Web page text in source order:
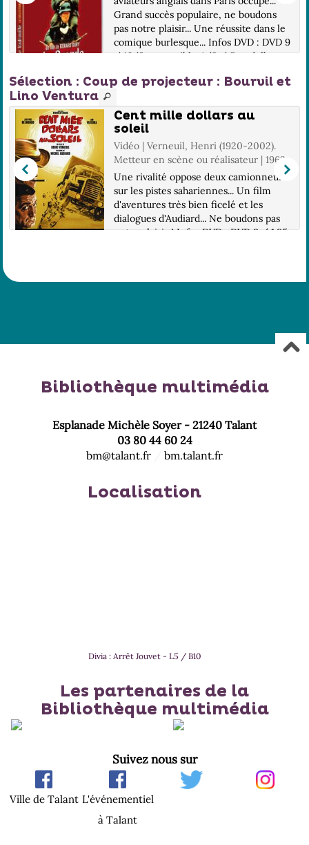
Grand succès populaire, ne boudons
pas notre plaisir... Une réussite dans le
comique burlesque... Infos DVD : DVD 9
/ 16/9 compatible 4/3 / Son dolby
Sélection : Coup de projecteur : Bourvil et
Lino Ventura
Cent mille dollars au
soleil
Vidéo | Verneuil, Henri (1920-2002).
Metteur en scène ou réalisateur | 1963
Une rivalité oppose deux camionneurs
sur les pistes sahariennes... Un film
d'aventures très bien ficelé et les
dialogues d'Audiard... Ne boudons pas
notre plaisir ! Infos DVD : DVD 9 / 1.85,
Bibliothèque multimédia
Esplanade Michèle Soyer - 21240 Talant
03 80 44 60 24
bm@talant.fr
bm.talant.fr
Localisation
Divia : Arrêt Jouvet - L5 / B10
Les partenaires de la
Bibliothèque multimédia
Suivez nous sur
Ville de Talant L'événementiel
à Talant